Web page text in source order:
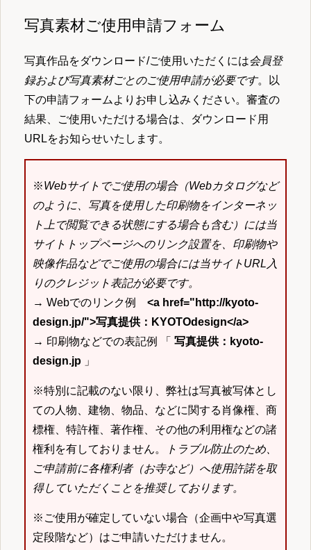
写真素材ご使用申請フォーム
写真作品をダウンロード/ご使用いただくには会員登
録および写真素材ごとのご使用申請が必要です。以
下の申請フォームよりお申し込みください。審査の
結果、ご使用いただける場合は、ダウンロード用
URLをお知らせいたします。
※Webサイトでご使用の場合（Webカタログなど
のように、写真を使用した印刷物をインターネッ
ト上で閲覧できる状態にする場合も含む）には当
サイトトップページへのリンク設置を、印刷物や
映像作品などでご使用の場合には当サイトURL入
りのクレジット表記が必要です。
→ Webでのリンク例 <a href="http://kyoto-
design.jp/">写真提供：KYOTOdesign</a>
→ 印刷物などでの表記例 「 写真提供：kyoto-
design.jp 」
※特別に記載のない限り、弊社は写真被写体とし
ての人物、建物、物品、などに関する肖像権、商
標権、特許権、著作権、その他の利用権などの諸
権利を有しておりません。
トラブル防止のため、
ご申請前に各権利者（お寺など）へ使用許諾を取
得していただくことを推奨しております。
※ご使用が確定していない場合（企画中や写真選
定段階など）はご申請いただけません。